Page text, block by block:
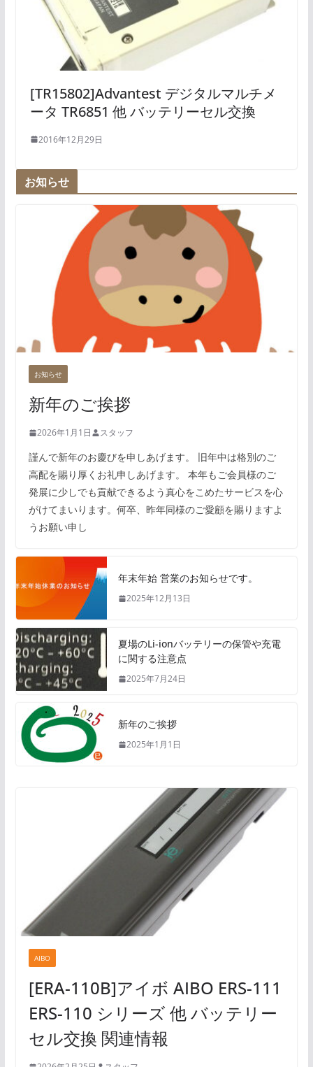
[TR15802]Advantest デジタルマルチメ
ータ TR6851 他 バッテリーセル交換
2016年12月29日
お知らせ
お知らせ
新年のご挨拶
2026年1月1日 スタッフ
謹んで新年のお慶びを申しあげます。 旧年中は格別のご
高配を賜り厚くお礼申しあげます。 本年もご会員様のご
発展に少しでも貢献できるよう真心をこめたサービスを心
がけてまいります。何卒、昨年同様のご愛顧を賜りますよ
うお願い申し
年末年始 営業のお知らせです。
2025年12月13日
夏場のLi-ionバッテリーの保管や充電
に関する注意点
2025年7月24日
新年のご挨拶
2025年1月1日
AIBO
[ERA-110B]アイボ AIBO ERS-111
ERS-110 シリーズ 他 バッテリー
セル交換 関連情報